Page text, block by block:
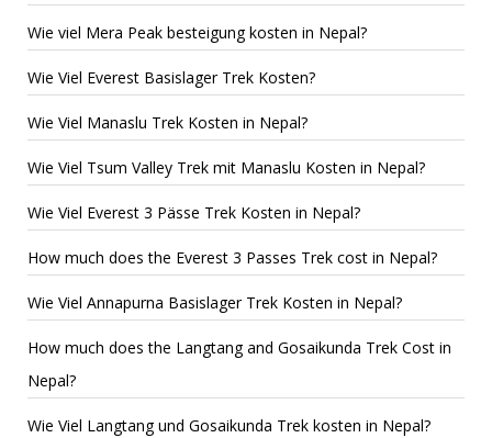
Wie viel Mera Peak besteigung kosten in Nepal?
Wie Viel Everest Basislager Trek Kosten?
Wie Viel Manaslu Trek Kosten in Nepal?
Wie Viel Tsum Valley Trek mit Manaslu Kosten in Nepal?
Wie Viel Everest 3 Pässe Trek Kosten in Nepal?
How much does the Everest 3 Passes Trek cost in Nepal?
Wie Viel Annapurna Basislager Trek Kosten in Nepal?
How much does the Langtang and Gosaikunda Trek Cost in
Nepal?
Wie Viel Langtang und Gosaikunda Trek kosten in Nepal?